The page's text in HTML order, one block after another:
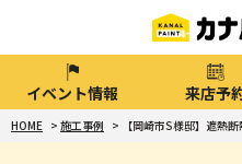
イベント情報 来店予
HOME > 施工事例 > 【岡崎市S様邸】遮熱